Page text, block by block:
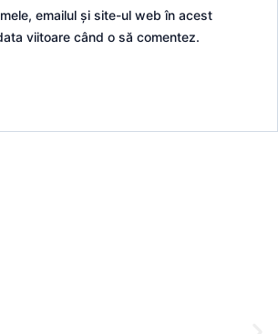
emailul și site-ul web în acest
viitoare când o să comentez.